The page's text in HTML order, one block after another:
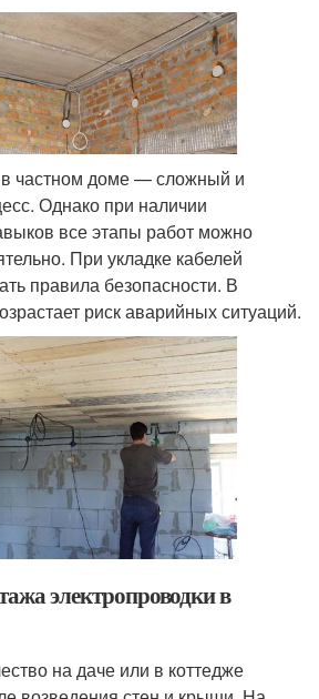
в частном доме — сложный и
Однако при наличии
все этапы работ можно
При укладке кабелей
правила безопасности. В
риск аварийных ситуаций.
электропроводки в
на даче или в коттедже